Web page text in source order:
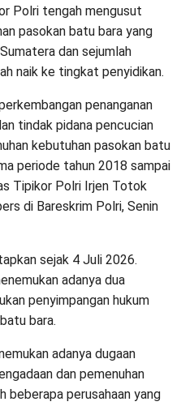
Polri tengah mengusut
pasokan batu bara yang
dan sejumlah
naik ke tingkat penyidikan.
penanganan
tindak pidana pencucian
kebutuhan pasokan batu
periode tahun 2018 sampai
Tipikor Polri Irjen Totok
di Bareskrim Polri, Senin
sejak 4 Juli 2026.
adanya dua
penyimpangan hukum
bara.
adanya dugaan
dan pemenuhan
beberapa perusahaan yang